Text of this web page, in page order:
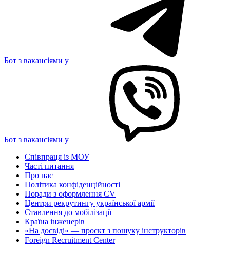
Бот з вакансіями у
Бот з вакансіями у
Співпраця із МОУ
Часті питання
Про нас
Політика конфіденційності
Поради з оформлення CV
Центри рекрутингу української армії
Ставлення до мобілізації
Країна інженерів
«На досвіді» — проєкт з пошуку інструкторів
Foreign Recruitment Center